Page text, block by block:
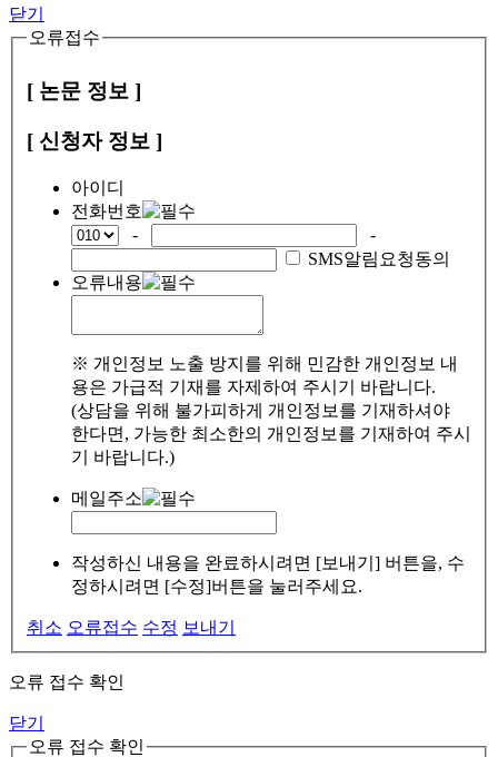
닫기
오류접수
[ 논문 정보 ]
[ 신청자 정보 ]
아이디
전화번호
-
-
SMS알림요청동의
오류내용
※ 개인정보 노출 방지를 위해 민감한 개인정보 내
용은 가급적 기재를 자제하여 주시기 바랍니다.
(상담을 위해 불가피하게 개인정보를 기재하셔야
한다면, 가능한 최소한의 개인정보를 기재하여 주시
기 바랍니다.)
메일주소
작성하신 내용을 완료하시려면 [보내기] 버튼을, 수
정하시려면 [수정]버튼을 눌러주세요.
취소 오류접수 수정 보내기
오류 접수 확인
닫기
오류 접수 확인